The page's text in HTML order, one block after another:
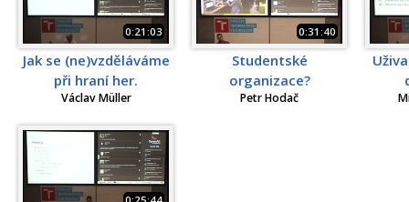
0:21:03
Jak se (ne)vzděláváme
při hraní her.
Václav Müller
0:31:40
Studentské
organizace?
Petr Hodač